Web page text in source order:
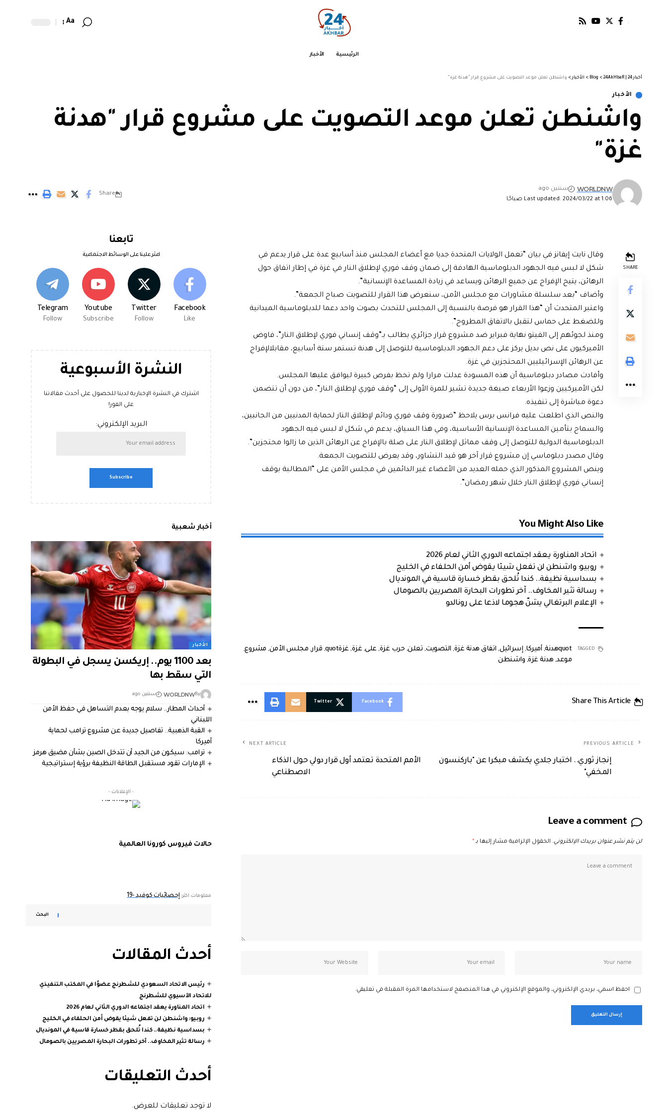
Aa
الرئيسية الأخبار
أخبار 24 | 24AkHbaR >
Blog
> الأخبار > واشنطن تعلن موعد التصويت على مشروع قرار "هدنة غزة"
الأخبار
واشنطن تعلن موعد التصويت على مشروع قرار "هدنة
غزة"
Last updated: 2024/03/22 at 1:06 صباحًا
WORLDNW
سنتين ago
Share
SHARE
وقال نايت إيفانز في بيان “تعمل الولايات المتحدة جديا مع أعضاء المجلس منذ أسابيع عدة على قرار يدعم في
شكل لا لبس فيه الجهود الدبلوماسية الهادفة إلى ضمان وقف فوري لإطلاق النار في غزة في إطار اتفاق حول
الرهائن، يتيح الإفراج عن جميع الرهائن ويساعد في زيادة المساعدة الإنسانية”.
وأضاف “بعد سلسلة مشاورات مع مجلس الأمن، سنعرض هذا القرار للتصويت صباح الجمعة”.
واعتبر المتحدث أن “هذا القرار هو فرصة بالنسبة إلى المجلس للتحدث بصوت واحد دعما للدبلوماسية الميدانية
وللضغط على حماس لتقبل بالاتفاق المطروح”.
ومنذ لجوئهم إلى الفيتو نهاية فبراير ضد مشروع قرار جزائري يطالب بـ”وقف إنساني فوري لإطلاق النار”، فاوض
الأميركيون على نص بديل يركز على دعم الجهود الدبلوماسية للتوصل إلى هدنة تستمر ستة أسابيع، مقابلالإفراج
عن الرهائن الإسرائيليين المحتجزين في غزة.
وأفادت مصادر دبلوماسية أن هذه المسودة عدلت مرارا ولم تحظ بفرص كبيرة ليوافق عليها المجلس.
لكن الأميركيين وزعوا الأربعاء صيغة جديدة تشير للمرة الأولى إلى “وقف فوري لإطلاق النار”، من دون أن تتضمن
دعوة مباشرة إلى تنفيذه.
والنص الذي اطلعت عليه فرانس برس يلاحظ “ضرورة وقف فوري ودائم لإطلاق النار لحماية المدنيين من الجانبين،
والسماح بتأمين المساعدة الإنسانية الأساسية، وفي هذا السياق، يدعم في شكل لا لبس فيه الجهود
الدبلوماسية الدولية للتوصل إلى وقف مماثل لإطلاق النار على صلة بالإفراج عن الرهائن الذين ما زالوا محتجزين”.
وقال مصدر دبلوماسي إن مشروع قرار آخر هو قيد التشاور، وقد يعرض للتصويت الجمعة.
وينص المشروع المذكور الذي حمله العديد من الأعضاء غير الدائمين في مجلس الأمن على “المطالبة بوقف
إنساني فوري لإطلاق النار خلال شهر رمضان”.
You Might Also Like
اتحاد المناورة يعقد اجتماعه الدوري الثاني لعام 2026
روبيو: واشنطن لن تفعل شيئا يقوض أمن الحلفاء في الخليج
بسداسية نظيفة.. كندا تُلحق بقطر خسارة قاسية في المونديال
رسالة تثير المخاوف.. آخر تطورات البحارة المصريين بالصومال
الإعلام البرتغالي يشنّ هجوما لاذعا على رونالدو
TAGGED: quotهدنة , أميركا, إسرائيل, اتفاق هدنة غزة, التصويت, تعلن, حرب غزة, على, غزة, غزةquot , قرار, مجلس الأمن, مشروع,
موعد, هدنة غزة, واشنطن
Share This Article
Facebook
Twitter
PREVIOUS ARTICLE
إنجاز ثوري.. اختبار جلدي يكشف مبكرا عن "باركنسون
المخفي"
NEXT ARTICLE
الأمم المتحدة تعتمد أول قرار دولي حول الذكاء
الاصطناعي
Leave a comment
لن يتم نشر عنوان بريدك الإلكتروني. الحقول الإلزامية مشار إليها بـ*
احفظ اسمي، بريدي الإلكتروني، والموقع الإلكتروني في هذا المتصفح لاستخدامها المرة المقبلة في تعليقي.
تابعنا
اعثر علينا على الوسائط الاجتماعية
Facebook
Like
Twitter
Follow
Youtube
Subscribe
Telegram
Follow
النشرة الأسبوعية
اشترك في النشرة الإخبارية لدينا للحصول على أحدث مقالاتنا
على الفور!
البريد الإلكتروني:
أخبار شعبية
الأخبار
بعد 1100 يوم.. إريكسن يسجل في البطولة
التي سقط بها
By
WORLDNW سنتين ago
أحداث المطار.. سلام يوجه بعدم التساهل في حفظ الأمن
اللبناني
القبة الذهبية.. تفاصيل جديدة عن مشروع ترامب لحماية
أميركا
ترامب: سيكون من الجيد أن تتدخل الصين بشأن مضيق هرمز
الإمارات تقود مستقبل الطاقة النظيفة برؤية إستراتيجية
- الإعلانات -
حالات فيروس كورونا العالمية
معلومات اكثر: إحصائيات كوفيد -19
البحث
أحدث المقالات
رئيس الاتحاد السعودي للشطرنج عضوًا في المكتب التنفيذي
للاتحاد الآسيوي للشطرنج
اتحاد المناورة يعقد اجتماعه الدوري الثاني لعام 2026
روبيو: واشنطن لن تفعل شيئا يقوض أمن الحلفاء في الخليج
بسداسية نظيفة.. كندا تُلحق بقطر خسارة قاسية في المونديال
رسالة تثير المخاوف.. آخر تطورات البحارة المصريين بالصومال
أحدث التعليقات
لا توجد تعليقات للعرض.